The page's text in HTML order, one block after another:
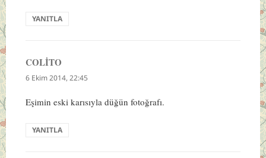
YANITLA
COLİTO
ki:
6 Ekim 2014, 22:45
Eşimin eski karısıyla düğün fotoğrafı.
YANITLA